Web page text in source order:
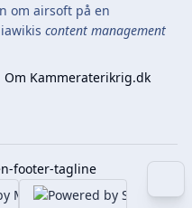
om airsoft på en
content management
Om Kammeraterikrig.dk
footer-tagline